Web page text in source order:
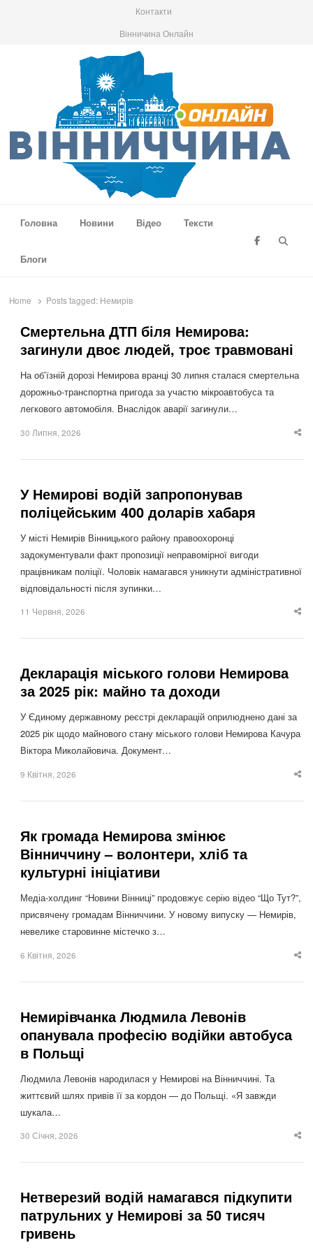
Контакти
Вінничина Онлайн
Головна
Новини Відео Тексти
Блоги
Home Posts tagged: Немирів
Смертельна ДТП біля Немирова:
загинули двоє людей, троє травмовані
На об’їзній дорозі Немирова вранці 30 липня сталася смертельна
дорожньо-транспортна пригода за участю мікроавтобуса та
легкового автомобіля. Внаслідок аварії загинули…
30 Липня, 2026
У Немирові водій запропонував
поліцейським 400 доларів хабаря
У місті Немирів Вінницького району правоохоронці
задокументували факт пропозиції неправомірної вигоди
працівникам поліції. Чоловік намагався уникнути адміністративної
відповідальності після зупинки…
11 Червня, 2026
Декларація міського голови Немирова
за 2025 рік: майно та доходи
У Єдиному державному реєстрі декларацій оприлюднено дані за
2025 рік щодо майнового стану міського голови Немирова Качура
Віктора Миколайовича. Документ…
9 Квітня, 2026
Як громада Немирова змінює
Вінниччину – волонтери, хліб та
культурні ініціативи
Медіа-холдинг “Новини Вінниці” продовжує серію відео “Що Тут?”,
присвячену громадам Вінниччини. У новому випуску — Немирів,
невелике старовинне містечко з…
6 Квітня, 2026
Немирівчанка Людмила Левонів
опанувала професію водійки автобуса
в Польщі
Людмила Левонів народилася у Немирові на Вінниччині. Та
життєвий шлях привів її за кордон — до Польщі. «Я завжди
шукала…
30 Січня, 2026
Нетверезий водій намагався підкупити
патрульних у Немирові за 50 тисяч
гривень